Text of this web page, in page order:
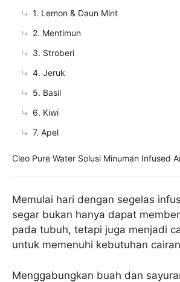
Memulai hari dengan segelas
segar bukan hanya dapat
pada tubuh, tetapi juga menjadi
untuk memenuhi kebutuhan
Menggabungkan buah dan
1. Lemon & Daun Mint
2. Mentimun
3. Stroberi
4. Jeruk
5. Basil
6. Kiwi
7. Apel
Cleo Pure Water Solusi Minuman Infused